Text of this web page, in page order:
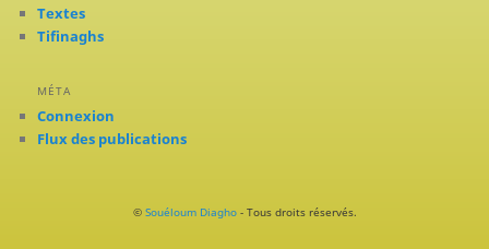
Textes
Tifinaghs
MÉTA
Connexion
Flux des publications
© Souéloum Diagho- Tous droits réservés.